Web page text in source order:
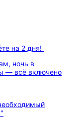
на 2 дня!
ночь в
— всё включено